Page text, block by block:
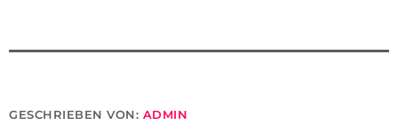
GESCHRIEBEN VON: ADMIN